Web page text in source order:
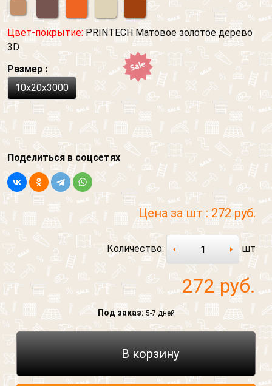
Цвет-покрытие: PRINTECH Матовое золотое дерево
3D
Размер :
10х20х3000
Поделиться в соцсетях
Цена за шт :272 руб.
Количество: шт
272 руб.
Под заказ: 5-7 дней
В корзину
Обратная связь
Обратный звонок
Согласен на обработку персональных данных
Обратная связь
Ваше сообщение
Обратный звонок
Добавить файл
МБ.
Что вам нужно расчитать?